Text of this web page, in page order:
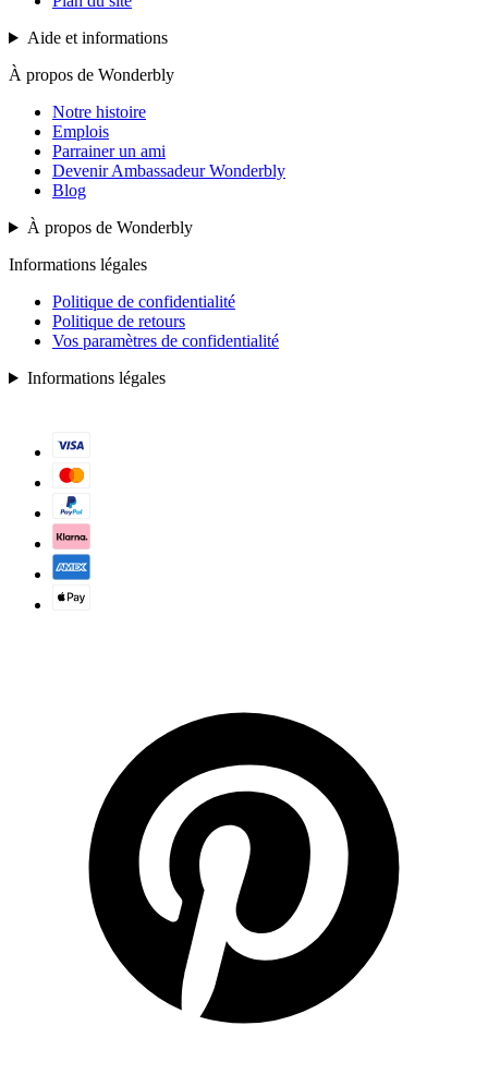
Aide et informations
À propos de Wonderbly
Notre histoire
Emplois
Parrainer un ami
Devenir Ambassadeur Wonderbly
Blog
À propos de Wonderbly
Informations légales
Politique de confidentialité
Politique de retours
Vos paramètres de confidentialité
Informations légales